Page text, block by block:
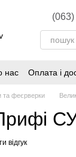
нас Оплата і
та феєрверки
відгук